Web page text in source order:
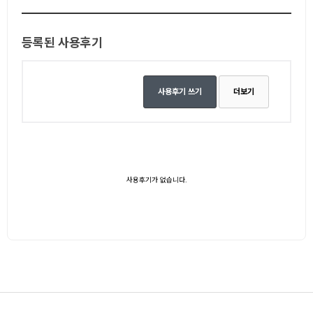
등록된 사용후기
사용후기 쓰기 더보기
사용후기가 없습니다.